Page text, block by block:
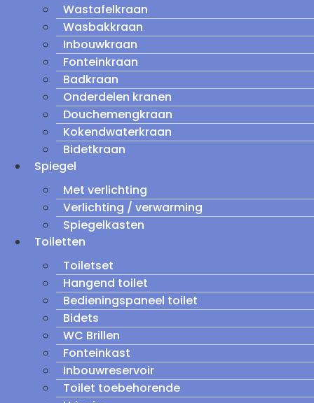
Wastafelkraan
Wasbakkraan
Inbouwkraan
Fonteinkraan
Badkraan
Onderdelen kranen
Douchemengkraan
Kokendwaterkraan
Bidetkraan
Spiegel
Met verlichting
Verlichting / verwarming
Spiegelkasten
Toiletten
Toiletset
Hangend toilet
Bedieningspaneel toilet
Bidets
WC Brillen
Fonteinkast
Inbouwreservoir
Toilet toebehorende